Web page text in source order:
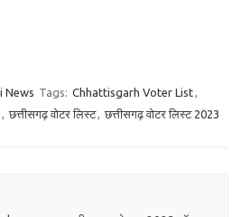
News Tags: Chhattisgarh Voter List,
, छत्तीसगढ़ वोटर लिस्ट, छत्तीसगढ़ वोटर लिस्ट 2023